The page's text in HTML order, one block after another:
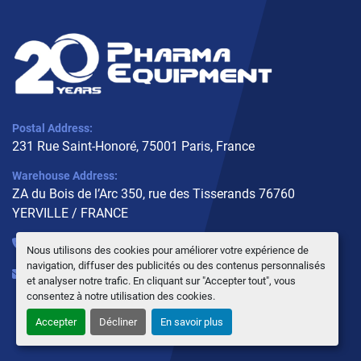
Nous utilisons des cookies pour améliorer votre expérience de
navigation, diffuser des publicités ou des contenus personnalisés
et analyser notre trafic. En cliquant sur "Accepter tout", vous
consentez à notre utilisation des cookies.
Accepter Décliner En savoir plus
Postal Address:
231 Rue Saint-Honoré, 75001 Paris, France
Warehouse Address:
ZA du Bois de l’Arc 350, rue des Tisserands 76760
YERVILLE / FRANCE
+33 (0)6 10 02 31 93
info@pharmaequipment.fr